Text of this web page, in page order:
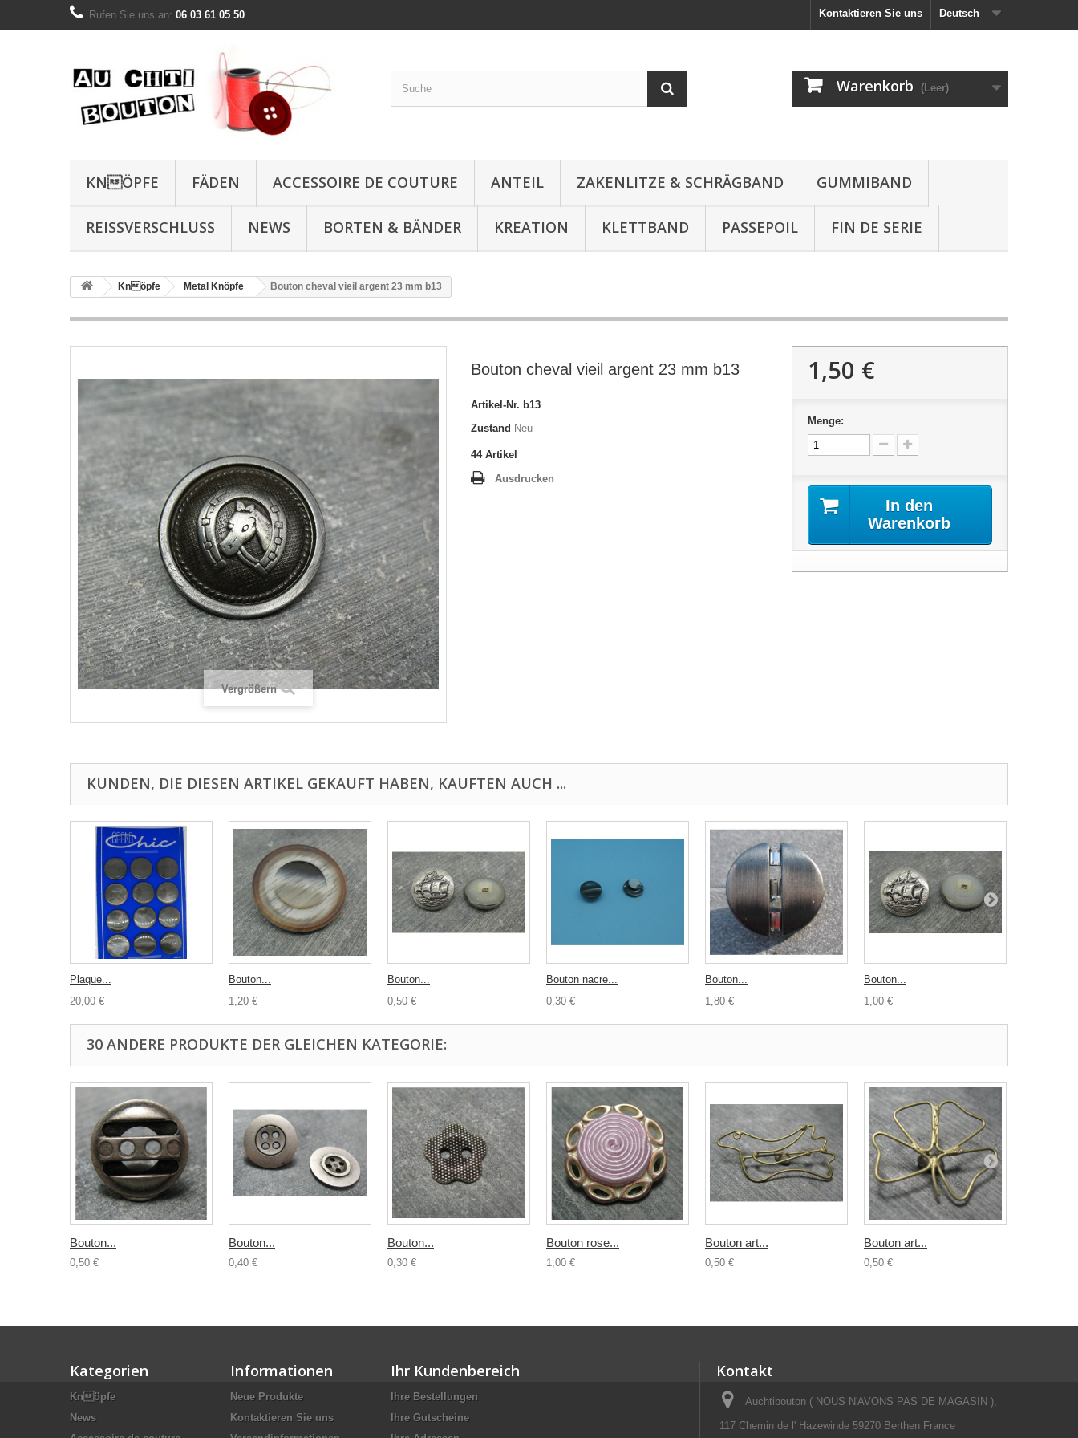
Deutsch
Kontaktieren Sie uns
Rufen Sie uns an: 06 03 61 05 50
Warenkorb (Leer)
KNÖPFE FÄDEN ACCESSOIRE DE COUTURE ANTEIL ZAKENLITZE & SCHRÄGBAND GUMMIBAND
REISSVERSCHLUSS NEWS BORTEN & BÄNDER KREATION KLETTBAND PASSEPOIL FIN DE SERIE
Knöpfe Metal Knöpfe Bouton cheval vieil argent 23 mm b13
Vergrößern
Bouton cheval vieil argent 23 mm b13
Artikel-Nr. b13
Zustand Neu
44 Artikel
Ausdrucken
1,50 €
Menge:
In den
Warenkorb
KUNDEN, DIE DIESEN ARTIKEL GEKAUFT HABEN, KAUFTEN AUCH ...
Plaque...
20,00 €
Bouton...
1,20 €
Bouton...
0,50 €
Bouton nacre...
0,30 €
Bouton...
1,80 €
Bouton...
1,00 €
30 ANDERE PRODUKTE DER GLEICHEN KATEGORIE:
Bouton...
0,50 €
Bouton...
0,40 €
Bouton...
0,30 €
Bouton rose...
1,00 €
Bouton art...
0,50 €
Bouton art...
0,50 €
Kategorien
Knöpfe
News
Informationen
Neue Produkte
Kontaktieren Sie uns
Ihr Kundenbereich
Ihre Bestellungen
Ihre Gutscheine
Kontakt
Auchtibouton ( NOUS N'AVONS PAS DE MAGASIN ),
117 Chemin de l' Hazewinde 59270 Berthen France